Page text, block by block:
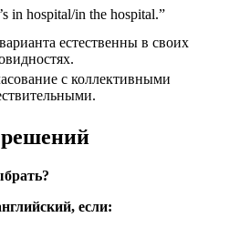
in hospital/in the hospital.”
естественны в своих
с коллективными
если: